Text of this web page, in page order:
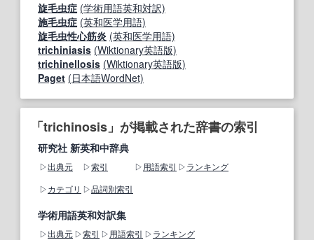
旋毛虫症 (学術用語英和対訳)
施毛虫症 (英和医学用語)
旋毛虫性心筋炎 (英和医学用語)
trichiniasis (Wiktionary英語版)
trichinellosis (Wiktionary英語版)
Paget (日本語WordNet)
「trichinosis」が掲載された辞書の索引
研究社 新英和中辞典
出典元 索引 用語索引
ランキング
カテゴリ
品詞別索引
学術用語英和対訳集
出典元 索引 用語索引 ランキング